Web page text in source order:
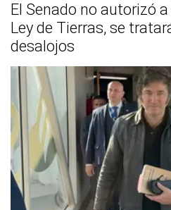
El Senado no autorizó
Ley de Tierras, se
desalojos